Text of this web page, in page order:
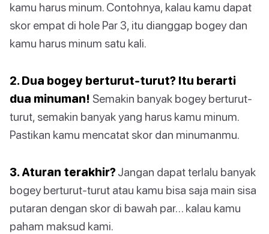
kamu harus minum. Contohnya, kalau kamu dapat
skor empat di hole Par 3, itu dianggap bogey dan
kamu harus minum satu kali.
2. Dua bogey berturut-turut? Itu berarti
dua minuman! Semakin banyak bogey berturut-
turut, semakin banyak yang harus kamu minum.
Pastikan kamu mencatat skor dan minumanmu.
3. Aturan terakhir?Jangan dapat terlalu banyak
bogey berturut-turut atau kamu bisa saja main sisa
putaran dengan skor di bawah par… kalau kamu
paham maksud kami.